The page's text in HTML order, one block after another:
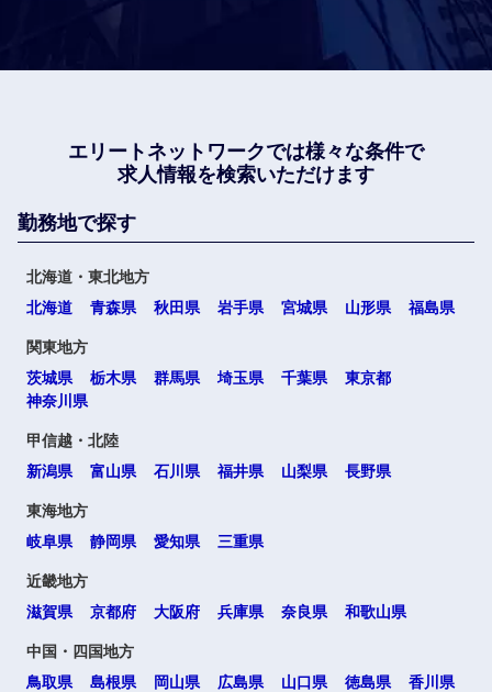
エリートネットワークでは様々な条件で
求人情報を検索いただけます
勤務地で探す
北海道・東北地方
北海道
青森県 秋田県 岩手県 宮城県 山形県 福島県
関東地方
茨城県
栃木県 群馬県 埼玉県 千葉県
東京都
神奈川県
甲信越・北陸
新潟県
富山県 石川県 福井県 山梨県 長野県
東海地方
岐阜県
静岡県 愛知県 三重県
近畿地方
滋賀県
京都府 大阪府 兵庫県 奈良県 和歌山県
中国・四国地方
鳥取県
島根県 岡山県 広島県 山口県 徳島県
香川県